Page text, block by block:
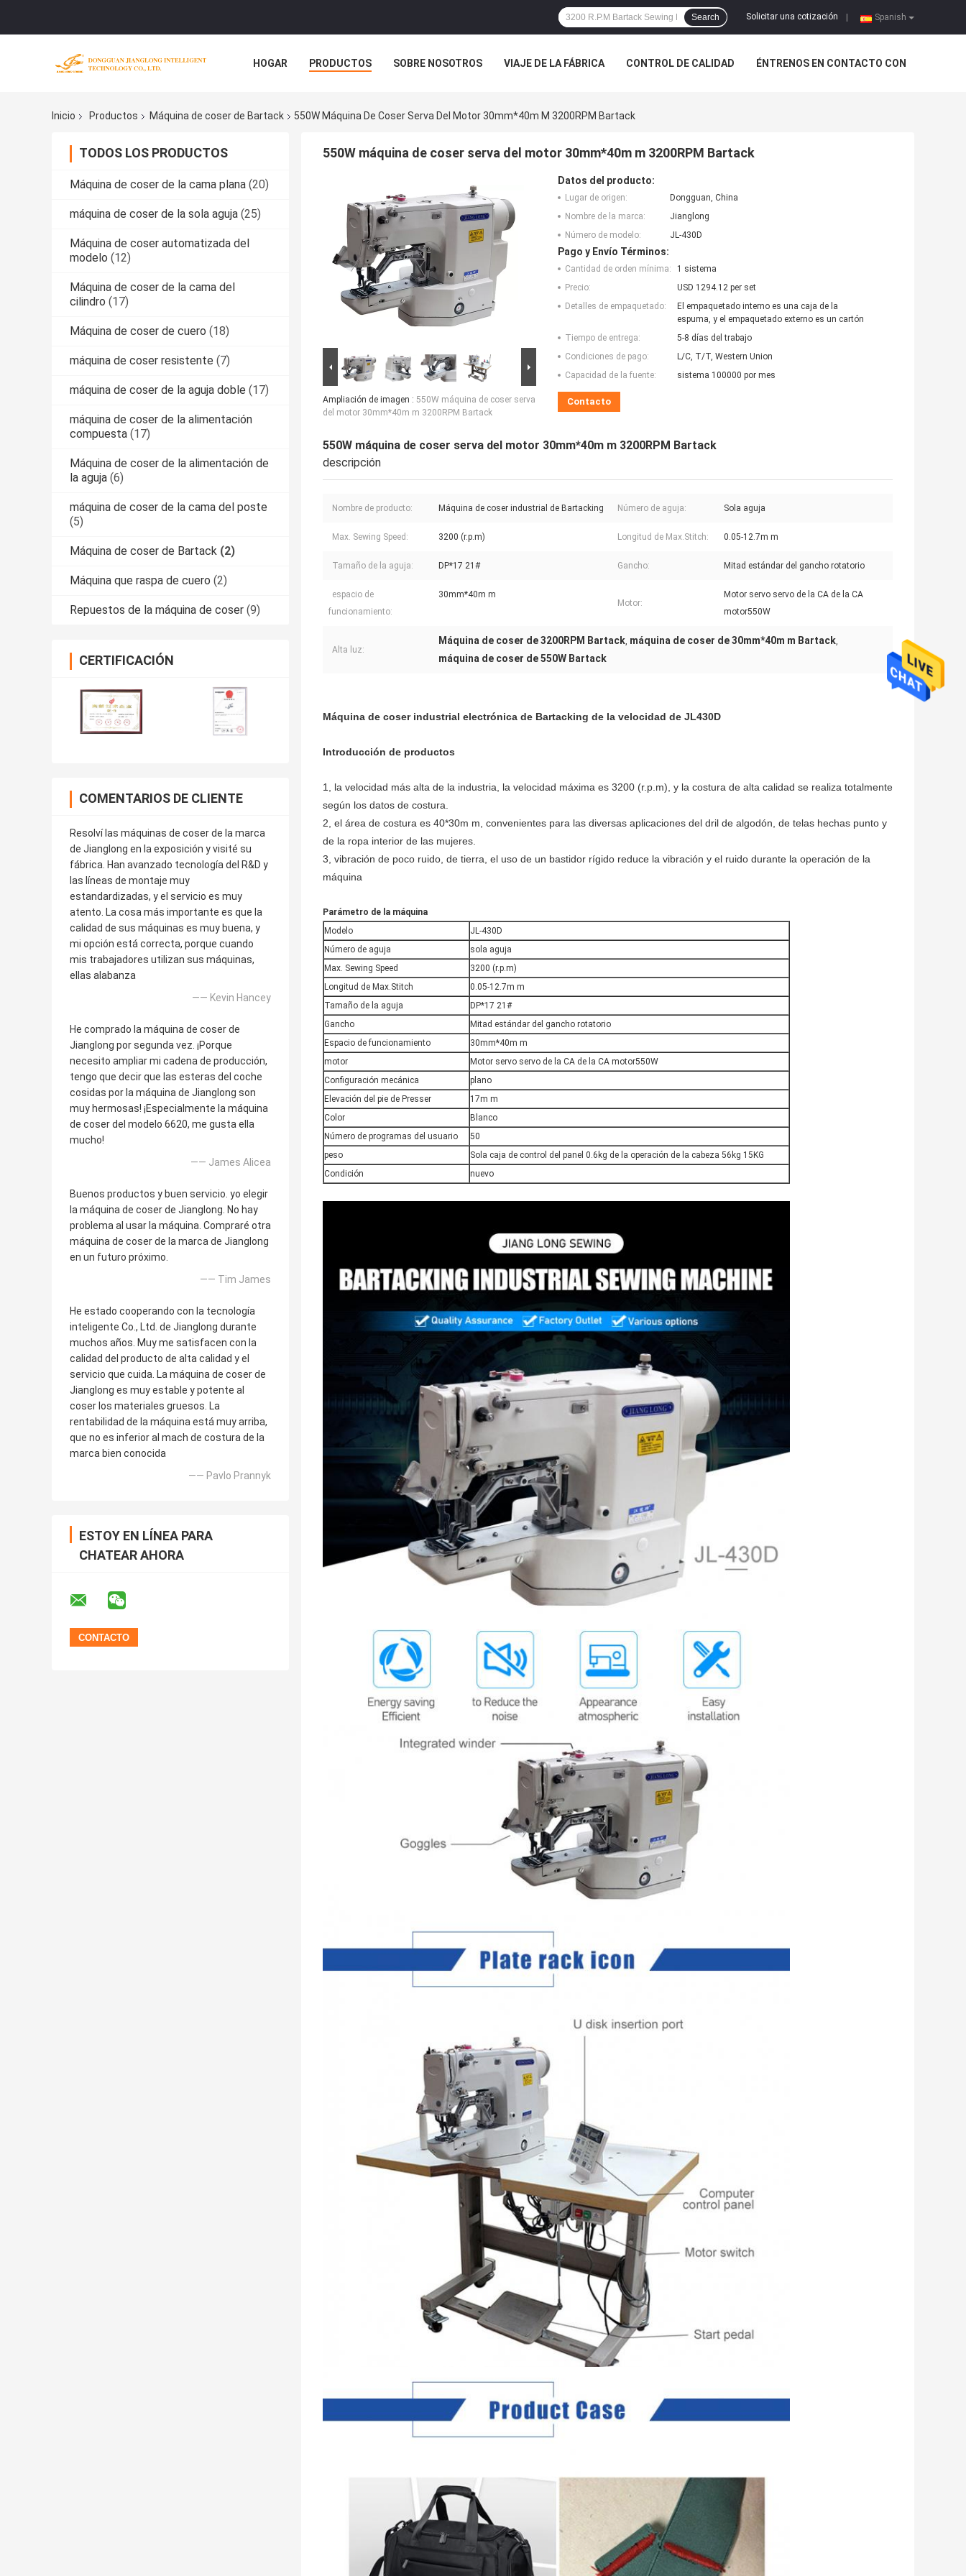
Spanish
Solicitar una cotización
Search
HOGAR PRODUCTOS SOBRE NOSOTROS VIAJE DE LA FÁBRICA CONTROL DE CALIDAD ÉNTRENOS EN CONTACTO CON
Inicio
Productos Máquina de coser de Bartack 550W Máquina De Coser Serva Del Motor 30mm*40m M 3200RPM Bartack
TODOS LOS PRODUCTOS
Máquina de coser de la cama plana (20)
máquina de coser de la sola aguja (25)
Máquina de coser automatizada del
modelo (12)
Máquina de coser de la cama del
cilindro (17)
Máquina de coser de cuero (18)
máquina de coser resistente (7)
máquina de coser de la aguja doble (17)
máquina de coser de la alimentación
compuesta (17)
Máquina de coser de la alimentación de
la aguja (6)
máquina de coser de la cama del poste
(5)
Máquina de coser de Bartack (2)
Máquina que raspa de cuero (2)
Repuestos de la máquina de coser (9)
CERTIFICACIÓN
COMENTARIOS DE CLIENTE
Resolví las máquinas de coser de la marca
de Jianglong en la exposición y visité su
fábrica. Han avanzado tecnología del R&D y
las líneas de montaje muy
estandardizadas, y el servicio es muy
atento. La cosa más importante es que la
calidad de sus máquinas es muy buena, y
mi opción está correcta, porque cuando
mis trabajadores utilizan sus máquinas,
ellas alabanza
—— Kevin Hancey
He comprado la máquina de coser de
Jianglong por segunda vez. ¡Porque
necesito ampliar mi cadena de producción,
tengo que decir que las esteras del coche
cosidas por la máquina de Jianglong son
muy hermosas! ¡Especialmente la máquina
de coser del modelo 6620, me gusta ella
mucho!
—— James Alicea
Buenos productos y buen servicio. yo elegir
la máquina de coser de Jianglong. No hay
problema al usar la máquina. Compraré otra
máquina de coser de la marca de Jianglong
en un futuro próximo.
—— Tim James
He estado cooperando con la tecnología
inteligente Co., Ltd. de Jianglong durante
muchos años. Muy me satisfacen con la
calidad del producto de alta calidad y el
servicio que cuida. La máquina de coser de
Jianglong es muy estable y potente al
coser los materiales gruesos. La
rentabilidad de la máquina está muy arriba,
que no es inferior al mach de costura de la
marca bien conocida
—— Pavlo Prannyk
ESTOY EN LÍNEA PARA
CHATEAR AHORA
550W máquina de coser serva del motor 30mm*40m m 3200RPM Bartack
Ampliación de imagen : 550W máquina de coser serva
del motor 30mm*40m m 3200RPM Bartack
Datos del producto:
Lugar de origen:
Dongguan, China
Nombre de la marca:
Jianglong
Número de modelo:
JL-430D
Pago y Envío Términos:
Cantidad de orden mínima:
1 sistema
Precio:
USD 1294.12 per set
Detalles de empaquetado:
El empaquetado interno es una caja de la
espuma, y el empaquetado externo es un cartón
Tiempo de entrega:
5-8 días del trabajo
Condiciones de pago:
L/C, T/T, Western Union
Capacidad de la fuente:
sistema 100000 por mes
Contacto
550W máquina de coser serva del motor 30mm*40m m 3200RPM Bartack
descripción
Nombre de producto: Máquina de coser industrial de Bartacking Número de aguja: Sola aguja
Max. Sewing Speed: 3200 (r.p.m) Longitud de Max.Stitch: 0.05-12.7m m
Tamaño de la aguja: DP*17 21# Gancho: Mitad estándar del gancho rotatorio
espacio de
funcionamiento:
30mm*40m m
Motor:
Motor servo servo de la CA de la CA
motor550W
Alta luz:
Máquina de coser de 3200RPM Bartack, máquina de coser de 30mm*40m m Bartack,
máquina de coser de 550W Bartack
Máquina de coser industrial electrónica de Bartacking de la velocidad de JL430D
Introducción de productos
1, la velocidad más alta de la industria, la velocidad máxima es 3200 (r.p.m), y la costura de alta calidad se realiza totalmente
según los datos de costura.
2, el área de costura es 40*30m m, convenientes para las diversas aplicaciones del dril de algodón, de telas hechas punto y
de la ropa interior de las mujeres.
3, vibración de poco ruido, de tierra, el uso de un bastidor rígido reduce la vibración y el ruido durante la operación de la
máquina
Parámetro de la máquina
Modelo
JL-430D
Número de aguja
sola aguja
Max. Sewing Speed
3200 (r.p.m)
Longitud de Max.Stitch
0.05-12.7m m
Tamaño de la aguja
DP*17 21#
Gancho
Mitad estándar del gancho rotatorio
Espacio de funcionamiento
30mm*40m m
motor
Motor servo servo de la CA de la CA motor550W
Configuración mecánica
plano
Elevación del pie de Presser
17m m
Color
Blanco
Número de programas del usuario
50
peso
Sola caja de control del panel 0.6kg de la operación de la cabeza 56kg 15KG
Condición
nuevo